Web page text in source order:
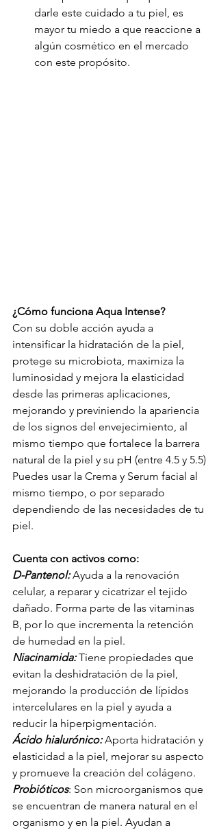
darle este cuidado a tu piel, es
mayor tu miedo a que reaccione a
algún cosmético en el mercado
con este propósito.
¿Cómo funciona Aqua Intense?
Con su doble acción ayuda a
intensificar la hidratación de la piel,
protege su microbiota, maximiza la
luminosidad y mejora la elasticidad
desde las primeras aplicaciones,
mejorando y previniendo la apariencia
de los signos del envejecimiento, al
mismo tiempo que fortalece la barrera
natural de la piel y su pH (entre 4.5 y 5.5)
Puedes usar la Crema y Serum facial al
mismo tiempo, o por separado
dependiendo de las necesidades de tu
piel.
Cuenta con activos como:
D-Pantenol: Ayuda a la renovación
celular, a reparar y cicatrizar el tejido
dañado. Forma parte de las vitaminas
B, por lo que incrementa la retención
de humedad en la piel.
Niacinamida: Tiene propiedades que
evitan la deshidratación de la piel,
mejorando la producción de lípidos
intercelulares en la piel y ayuda a
reducir la hiperpigmentación.
Ácido hialurónico: Aporta hidratación y
elasticidad a la piel, mejorar su aspecto
y promueve la creación del colágeno.
Probióticos: Son microorganismos que
se encuentran de manera natural en el
organismo y en la piel. Ayudan a